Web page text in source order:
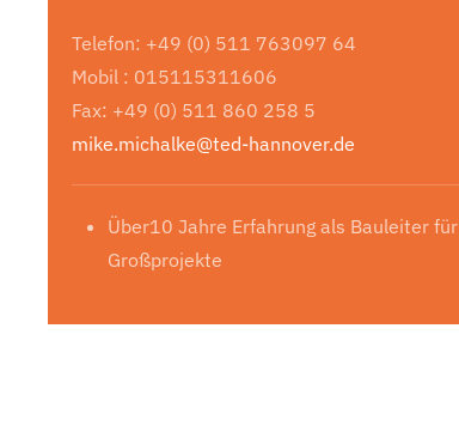
Telefon: +49 (0) 511 763097 64
Mobil : 015115311606
Fax: +49 (0) 511 860 258 5
mike.michalke@ted-hannover.de
Über10 Jahre Erfahrung als Bauleiter für
Großprojekte